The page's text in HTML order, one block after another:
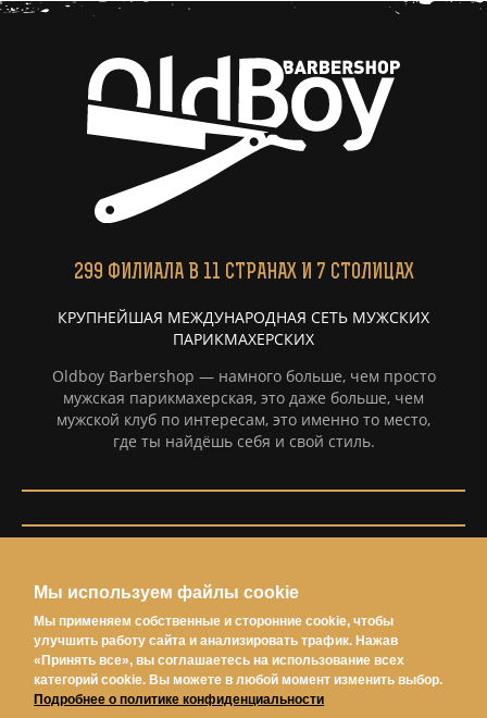
299 ФИЛИАЛАВ 11 СТРАНАХ И 7 СТОЛИЦАХ
КРУПНЕЙШАЯ МЕЖДУНАРОДНАЯ СЕТЬ МУЖСКИХ
ПАРИКМАХЕРСКИХ
Oldboy Barbershop — намного больше, чем просто
мужская парикмахерская, это даже больше, чем
мужской клуб по интересам, это именно то место,
где ты найдёшь себя и свой стиль.
Политка конфиденциальности
Условия использования
Согласие на обработку персональных данных
Мы используем файлы cookie
Мы применяем собственные и сторонние cookie, чтобы
улучшить работу сайта и анализировать трафик. Нажав
«Принять все», вы соглашаетесь на использование всех
категорий cookie. Вы можете в любой момент изменить выбор.
Подробнее о политике конфиденциальности